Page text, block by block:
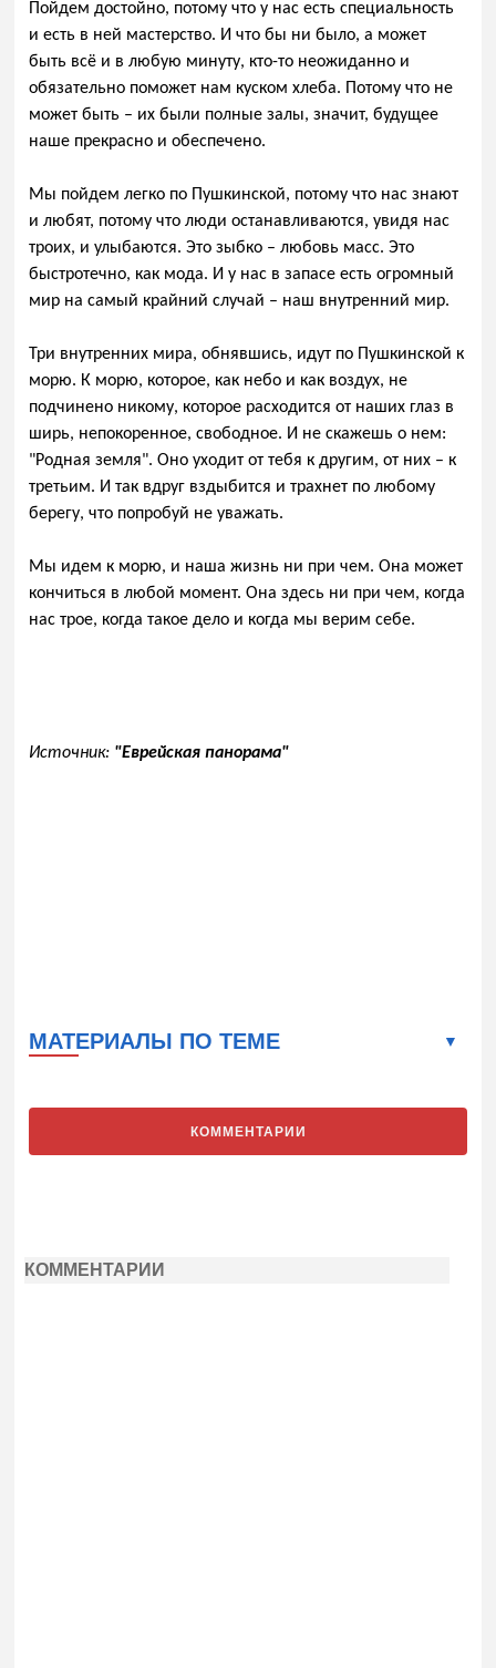
Пойдем достойно, потому что у нас есть специальность
и есть в ней мастерство. И что бы ни было, а может
быть всё и в любую минуту, кто-то неожиданно и
обязательно поможет нам куском хлеба. Потому что не
может быть – их были полные залы, значит, будущее
наше прекрасно и обеспечено.
Мы пойдем легко по Пушкинской, потому что нас знают
и любят, потому что люди останавливаются, увидя нас
троих, и улыбаются. Это зыбко – любовь масс. Это
быстротечно, как мода. И у нас в запасе есть огромный
мир на самый крайний случай – наш внутренний мир.
Три внутренних мира, обнявшись, идут по Пушкинской к
морю. К морю, которое, как небо и как воздух, не
подчинено никому, которое расходится от наших глаз в
ширь, непокоренное, свободное. И не скажешь о нем:
"Родная земля". Оно уходит от тебя к другим, от них – к
третьим. И так вдруг вздыбится и трахнет по любому
берегу, что попробуй не уважать.
Мы идем к морю, и наша жизнь ни при чем. Она может
кончиться в любой момент. Она здесь ни при чем, когда
нас трое, когда такое дело и когда мы верим себе.
Источник: "Еврейская панорама"
МАТЕРИАЛЫ ПО ТЕМЕ
КОММЕНТАРИИ
КОММЕНТАРИИ